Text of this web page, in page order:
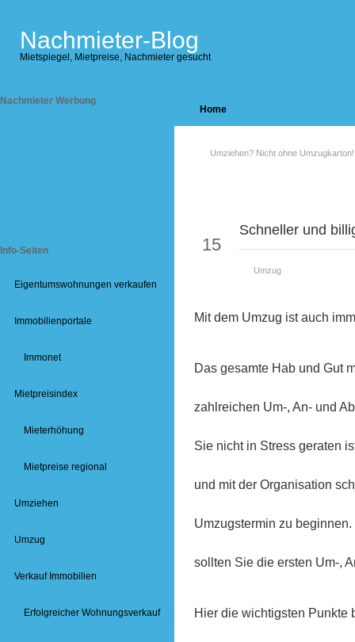
Nachmieter-Blog
Mietspiegel, Mietpreise, Nachmieter gesucht
Nachmieter Werbung
Info-Seiten
Eigentumswohnungen verkaufen
Immobilienportale
Immonet
Mietpreisindex
Mieterhöhung
Mietpreise regional
Umziehen
Umzug
Verkauf Immobilien
Erfolgreicher Wohnungsverkauf
Home
Umziehen? Nicht ohne Umzugkarton!
15
Schneller und
Umzug
Mit dem Umzug ist auch
Das gesamte Hab und Gut
zahlreichen Um-, An- und
Sie nicht in Stress geraten
und mit der Organisation
Umzugstermin zu
sollten Sie die ersten Um-,
Hier die wichtigsten Punkte